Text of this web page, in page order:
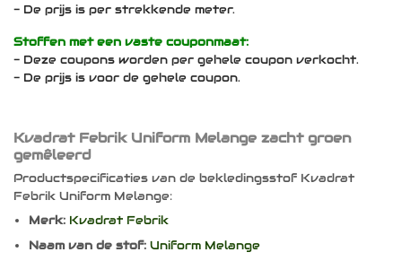
- De prijs is per strekkende meter.
Stoffen met een vaste couponmaat:
- Deze coupons worden per gehele coupon verkocht.
- De prijs is voor de gehele coupon.
Kvadrat Febrik Uniform Melange zacht groen
gemêleerd
Productspecificaties van de bekledingsstof Kvadrat
Febrik Uniform Melange:
Merk: Kvadrat Febrik
Naam van de stof: Uniform Melange